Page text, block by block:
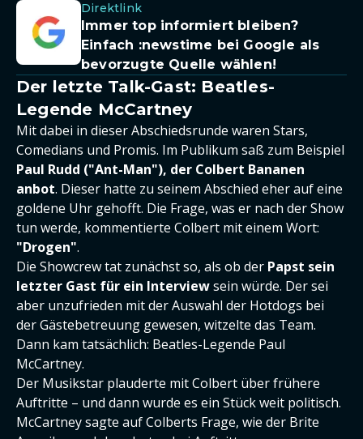
Direktlink
Immer top informiert bleiben?
Einfach :newstime bei Google als
bevorzugte Quelle wählen!
Der letzte Talk-Gast: Beatles-
Legende McCartney
Mit dabei in dieser Abschiedsrunde waren Stars,
Comedians und Promis. Im Publikum saß zum Beispiel
Paul Rudd ("Ant-Man"), der Colbert Bananen
anbot. Dieser hatte zu seinem Abschied eher auf eine
goldene Uhr gehofft. Die Frage, was er nach der Show
tun werde, kommentierte Colbert mit einem Wort:
"Drogen".
Die Showcrew tat zunächst so, als ob der Papst sein
letzter Gast für ein Interviewsein würde. Der sei
aber unzufrieden mit der Auswahl der Hotdogs bei
der Gästebetreuung gewesen, witzelte das Team.
Dann kam tatsächlich: Beatles-Legende Paul
McCartney.
Der Musikstar plauderte mit Colbert über frühere
Auftritte – und dann wurde es ein Stück weit politisch.
McCartney sagte auf Colberts Frage, wie der Brite